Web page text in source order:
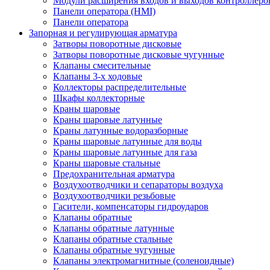
Панели оператора (HMI)
Панели оператора
Запорная и регулирующая арматура
Затворы поворотные дисковые
Затворы поворотные дисковые чугунные
Клапаны смесительные
Клапаны 3-х ходовые
Коллекторы распределительные
Шкафы коллекторные
Краны шаровые
Краны шаровые латунные
Краны латунные водоразборные
Краны шаровые латунные для воды
Краны шаровые латунные для газа
Краны шаровые стальные
Предохранительная арматура
Воздухоотводчики и сепараторы воздуха
Воздухоотводчики резьбовые
Гасители, компенсаторы гидроударов
Клапаны обратные
Клапаны обратные латунные
Клапаны обратные стальные
Клапаны обратные чугунные
Клапаны электромагнитные (соленоидные)